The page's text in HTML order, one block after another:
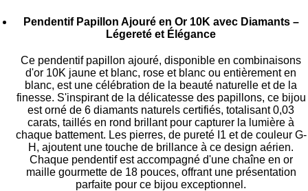
Pendentif Papillon Ajouré en Or 10K avec Diamants –
Légereté et Élégance
Ce pendentif papillon ajouré, disponible en combinaisons
d'or 10K jaune et blanc, rose et blanc ou entièrement en
blanc, est une célébration de la beauté naturelle et de la
finesse. S'inspirant de la délicatesse des papillons, ce bijou
est orné de 6 diamants naturels certifiés, totalisant 0,03
carats, taillés en rond brillant pour capturer la lumière à
chaque battement. Les pierres, de pureté I1 et de couleur G-
H, ajoutent une touche de brillance à ce design aérien.
Chaque pendentif est accompagné d'une chaîne en or
maille gourmette de 18 pouces, offrant une présentation
parfaite pour ce bijou exceptionnel.